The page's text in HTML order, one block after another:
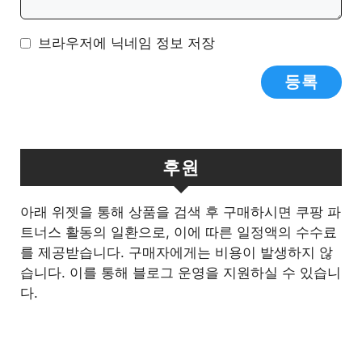
브라우저에 닉네임 정보 저장
후원
아래 위젯을 통해 상품을 검색 후 구매하시면 쿠팡 파
트너스 활동의 일환으로, 이에 따른 일정액의 수수료
를 제공받습니다. 구매자에게는 비용이 발생하지 않
습니다. 이를 통해 블로그 운영을 지원하실 수 있습니
다.